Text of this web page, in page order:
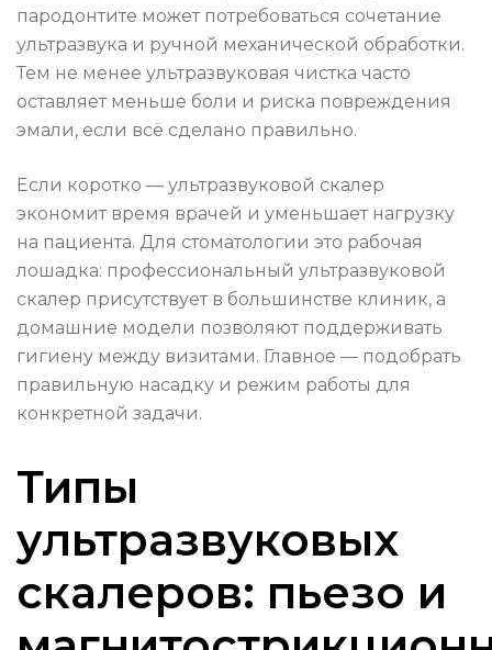
пародонтите может потребоваться сочетание
ультразвука и ручной механической обработки.
Тем не менее ультразвуковая чистка часто
оставляет меньше боли и риска повреждения
эмали, если всё сделано правильно.
Если коротко — ультразвуковой скалер
экономит время врачей и уменьшает нагрузку
на пациента. Для стоматологии это рабочая
лошадка: профессиональный ультразвуковой
скалер присутствует в большинстве клиник, а
домашние модели позволяют поддерживать
гигиену между визитами. Главное — подобрать
правильную насадку и режим работы для
конкретной задачи.
Типы
ультразвуковых
скалеров: пьезо и